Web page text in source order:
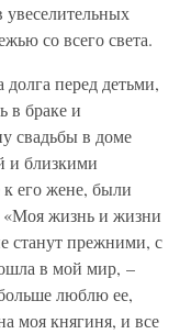
увеселительных
со всего света.
перед детьми,
в браке и
свадьбы в доме
и близкими
его жене, были
жизнь и жизни
станут прежними, с
в мой мир, –
люблю ее,
моя княгиня, и все